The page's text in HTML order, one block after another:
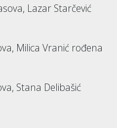
Lazar Starčević
Milica Vranić rođena
Stana Delibašić